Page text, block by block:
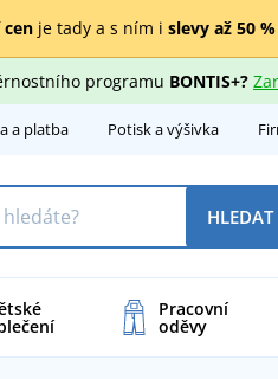
je tady a s ním i slevy až 50 %
programu BONTIS+?
a platba Potisk a výšivka
HLEDAT
Pracovní
oděvy